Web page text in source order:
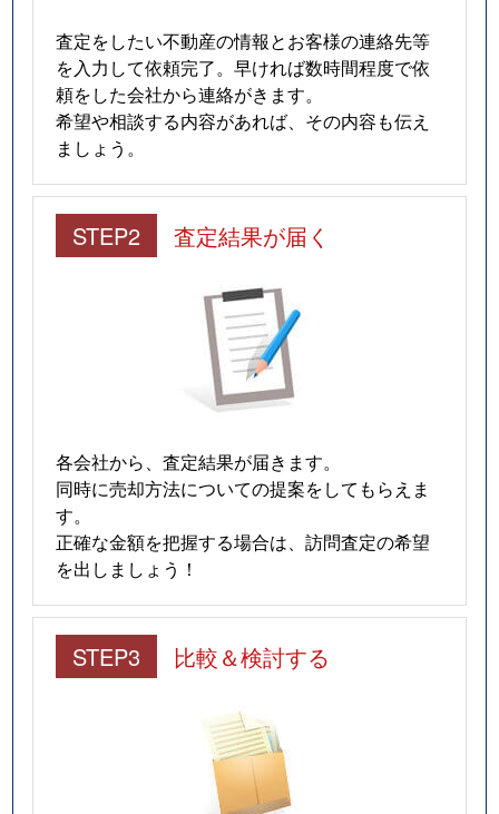
査定をしたい不動産の情報とお客様の連絡先等
を入力して依頼完了。早ければ数時間程度で依
頼をした会社から連絡がきます。
希望や相談する内容があれば、その内容も伝え
ましょう。
STEP2 査定結果が届く
各会社から、査定結果が届きます。
同時に売却方法についての提案をしてもらえま
す。
正確な金額を把握する場合は、訪問査定の希望
を出しましょう！
STEP3 比較＆検討する